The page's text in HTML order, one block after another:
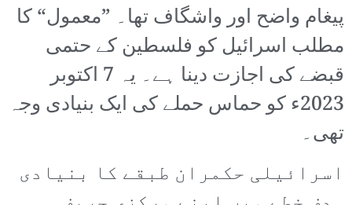
پیغام واضح اور واشگاف تھا۔ ”معمول“ کا
مطلب اسرائیل کو فلسطین کے حتمی
قبضے کی اجازت دینا ہے۔ یہ 7 اکتوبر
2023ء کو حماس حملے کی ایک بنیادی وجہ
تھی۔
اسرائیلی حکمران طبقے کا بنیادی